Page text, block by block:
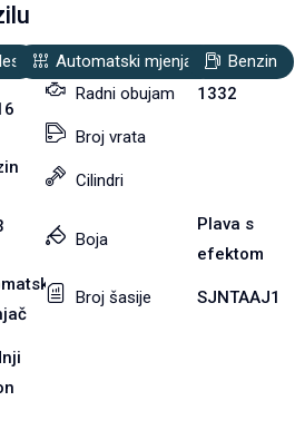
Automatski mjenjač
Benzin
Radni obujam 1332
Broj vrata
Cilindri
Boja
Plava s
efektom
Broj šasije